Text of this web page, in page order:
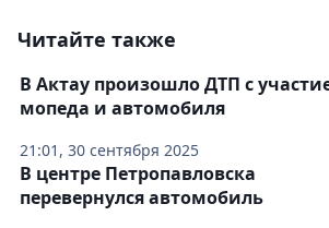
Читайте также
21:01, 30 сентября 2025
В Актау произошло ДТП с
мопеда и автомобиля
В центре Петропавловска
перевернулся автомобиль